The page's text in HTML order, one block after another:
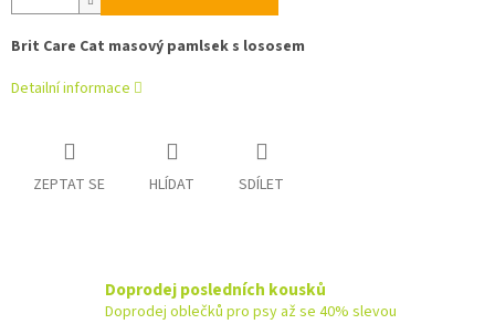
Brit Care Cat masový pamlsek s lososem
Detailní informace
ZEPTAT SE HLÍDAT SDÍLET
Doprodej posledních kousků
Doprodej oblečků pro psy až se 40% slevou